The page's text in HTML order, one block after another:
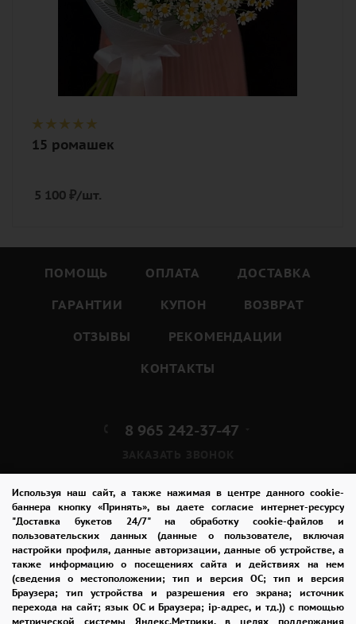
Используя наш сайт, а также нажимая в центре данного cookie-
баннера кнопку «Принять», вы даете согласие интернет-ресурсу
"Доставка букетов 24/7" на обработку cookie-файлов и
пользовательских данных (данные о пользователе, включая
настройки профиля, данные авторизации, данные об устройстве, а
также информацию о посещениях сайта и действиях на нем
(сведения о местоположении; тип и версия ОС; тип и версия
Браузера; тип устройства и разрешения его экрана; источник
перехода на сайт; язык ОС и Браузера; ip-адрес, и тд.)) с помощью
метрической системы Яндекс.Метрики. в целях поддержания
15 ромашек
5 100 ₽/шт.
ПОМОЩЬ ОПЛАТА
ДОСТАВКА
ГАРАНТИИ
КУПОН
ВОЗВРАТ
ОТЗЫВЫ
РЕКОМЕНДАЦИИ
КОНТАКТЫ
8 965 242-37-47
admin@buket24delivery.ru
пр. Ленина д. 46,
ТЦ «Крейсер»
ПОЛИТИКА КОНФИДЕНЦИАЛЬНОСТИ